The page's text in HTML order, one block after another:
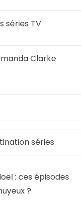
séries TV
Clarke
séries
: ces épisodes
?